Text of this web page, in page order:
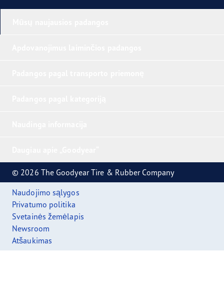
© 2026 The Goodyear Tire & Rubber Company
Naudojimo sąlygos
Privatumo politika
Svetainės žemėlapis
Newsroom
Atšaukimas